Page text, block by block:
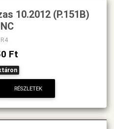
10.2012 (P.151B)
R4
Ft
RÉSZLETEK